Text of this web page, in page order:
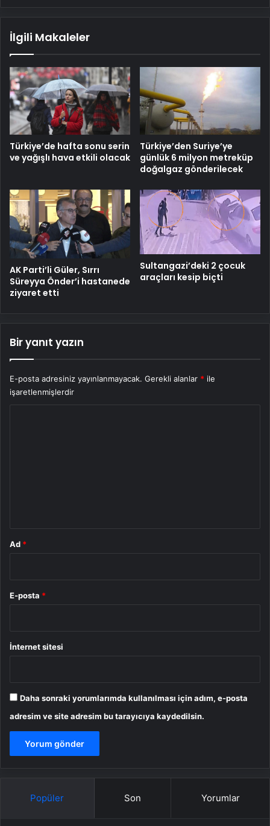
İlgili Makaleler
Türkiye’de hafta sonu serin
ve yağışlı hava etkili olacak
Türkiye’den Suriye’ye
günlük 6 milyon metreküp
doğalgaz gönderilecek
AK Parti’li Güler, Sırrı
Süreyya Önder’i hastanede
ziyaret etti
Sultangazi’deki 2 çocuk
araçları kesip biçti
Bir yanıt yazın
E-posta adresiniz yayınlanmayacak. Gerekli alanlar * ile
işaretlenmişlerdir
Ad *
E-posta *
İnternet sitesi
Daha sonraki yorumlarımda kullanılması için adım, e-posta
adresim ve site adresim bu tarayıcıya kaydedilsin.
Popüler Son Yorumlar